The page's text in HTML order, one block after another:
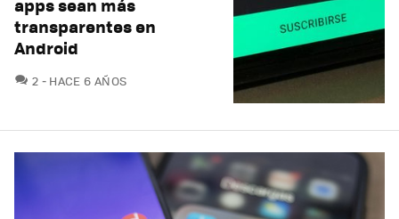
apps sean más
transparentes en
Android
2 COMENTARIOS
HACE 6 AÑOS